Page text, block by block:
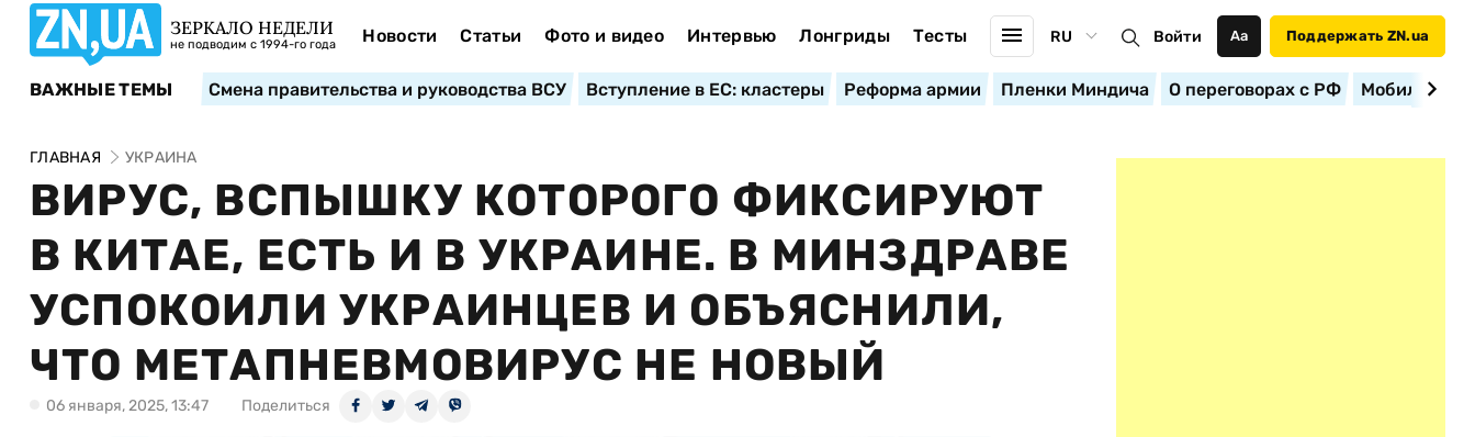
ЗЕРКАЛО НЕДЕЛИ
не подводим с 1994-го года Новости Статьи Фото и видео Интервью Лонгриды Тесты RU Войти Аа Поддержать ZN.ua
ВАЖНЫЕ ТЕМЫ Смена правительства и руководства ВСУ Вступление в ЕС: кластеры Реформа армии Пленки Миндича О переговорах с РФ
ГЛАВНАЯ УКРАИНА
ВИРУС, ВСПЫШКУ КОТОРОГО ФИКСИРУЮТ
В КИТАЕ, ЕСТЬ И В УКРАИНЕ. В МИНЗДРАВЕ
УСПОКОИЛИ УКРАИНЦЕВ И ОБЪЯСНИЛИ,
ЧТО МЕТАПНЕВМОВИРУС НЕ НОВЫЙ
06 января, 2025, 13:47 Поделиться